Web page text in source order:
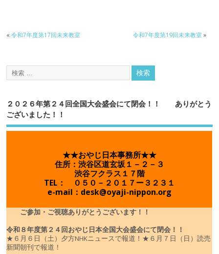
«令和7年度第17回未来教室 令和7年度第19回未来教室»
２０２６年第２４回全国大会盛会にて閉会！！ ありがとう
ございました！！
★★おやじ日本事務所★★
住所：渋谷区道玄坂１－２－３
渋谷フクラス１７階
TEL： ０５０－２０１７ー３２３１
e-mail：desk@oyaji-nippon.org
ご参加・ご視聴ありがとうございます！！
令和８年度第２４回おやじ日本全国大会盛会にて閉会！！
★６月６日（土）夕方NHKニュースで報道！ ★６月７日（日）読売
新聞朝刊で報道！